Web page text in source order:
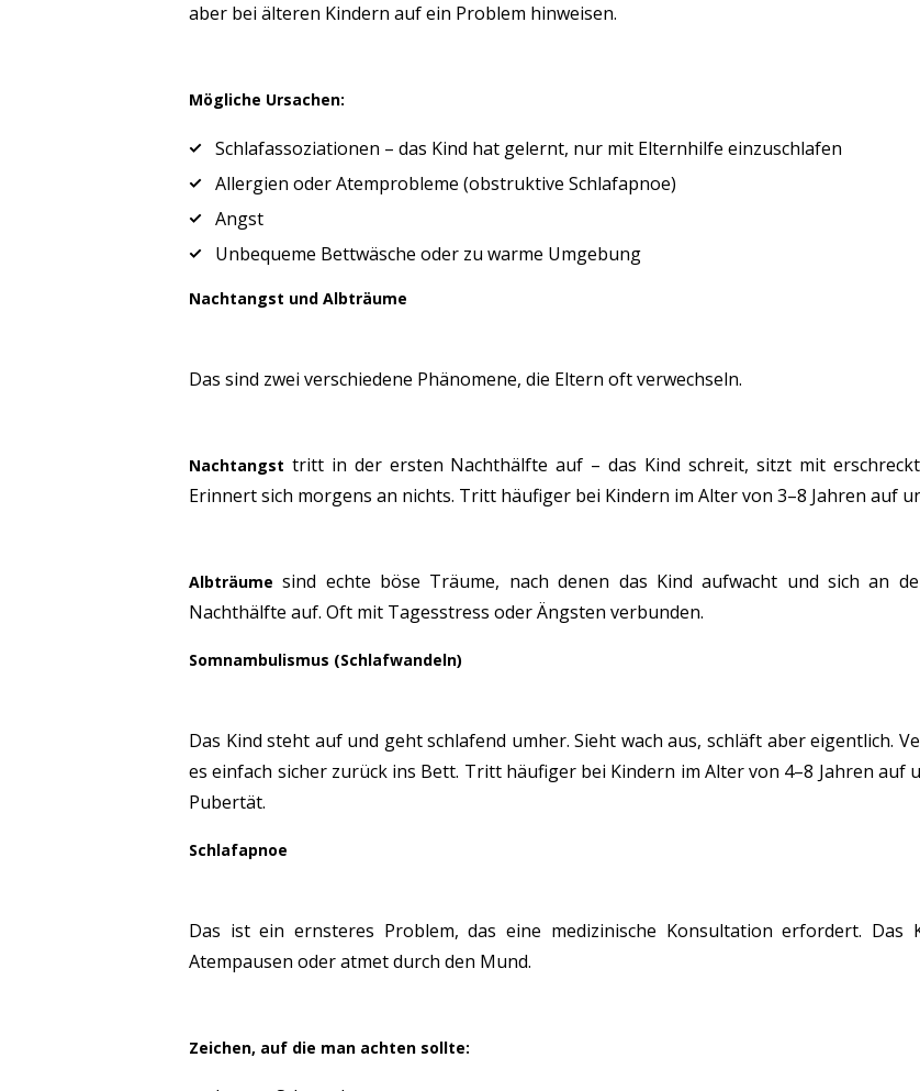
aber bei älteren Kindern auf ein Problem hinweisen.
Mögliche Ursachen:
Schlafassoziationen – das Kind hat gelernt, nur mit Elternhilfe einzuschlafen
Allergien oder Atemprobleme (obstruktive Schlafapnoe)
Angst
Unbequeme Bettwäsche oder zu warme Umgebung
Nachtangst und Albträume
Das sind zwei verschiedene Phänomene, die Eltern oft verwechseln.
Nachtangst tritt in der ersten Nachthälfte auf – das Kind schreit, sitzt mit
Erinnert sich morgens an nichts. Tritt häufiger bei Kindern im Alter von 3–8 Jahren auf
Albträume sind echte böse Träume, nach denen das Kind aufwacht und sich an
Nachthälfte auf. Oft mit Tagesstress oder Ängsten verbunden.
Somnambulismus (Schlafwandeln)
Das Kind steht auf und geht schlafend umher. Sieht wach aus, schläft aber eigentlich.
es einfach sicher zurück ins Bett. Tritt häufiger bei Kindern im Alter von 4–8 Jahren auf
Pubertät.
Schlafapnoe
Das ist ein ernsteres Problem, das eine medizinische Konsultation erfordert. Das
Atempausen oder atmet durch den Mund.
Zeichen, auf die man achten sollte: